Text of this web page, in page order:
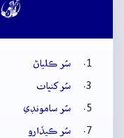

سُر ڪلياڻ
سُر کنڀات
سُر سامونڊي
سُر ڪيڏارو